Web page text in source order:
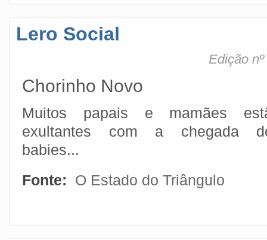
Lero Social
Edição
Chorinho Novo
Muitos papais e mamães
exultantes com a chegada
babies...
Fonte:
O Estado do Triângulo